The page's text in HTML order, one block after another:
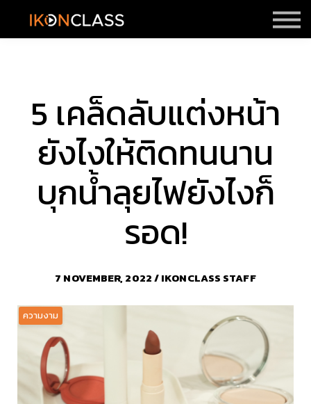
Sign in
5 เคล็ดลับแต่งหน้า
ยังไงให้ติดทนนาน
บุกน้ำลุยไฟยังไงก็
รอด!
7 NOVEMBER, 2022 / IKONCLASS STAFF
ความงาม